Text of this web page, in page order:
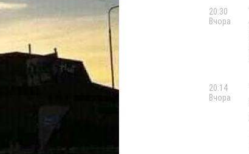
20:30
Вчора
20:14
Вчора